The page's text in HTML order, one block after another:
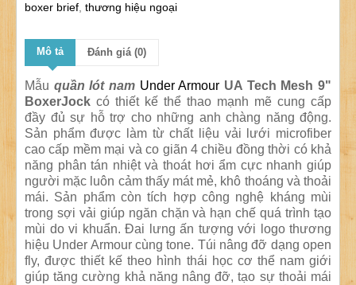
boxer brief thương hiệu ngoại
Mô tả Đánh giá (0)
Mẫu quần lót nam Under Armour UA Tech Mesh 9"
BoxerJock có thiết kế thể thao mạnh mẽ cung cấp
đầy đủ sự hỗ trợ cho những anh chàng năng động.
Sản phẩm được làm từ chất liệu vải lưới microfiber
cao cấp mềm mại và co giãn 4 chiều đồng thời có khả
năng phân tán nhiệt và thoát hơi ẩm cực nhanh giúp
người mặc luôn cảm thấy mát mẻ, khô thoáng và thoải
mái. Sản phẩm còn tích hợp công nghệ kháng mùi
trong sợi vải giúp ngăn chặn và hạn chế quá trình tạo
mùi do vi khuẩn. Đai lưng ấn tượng với logo thương
hiệu Under Armour cùng tone. Túi nâng đỡ dạng open
fly, được thiết kế theo hình thái học cơ thể nam giới
giúp tăng cường khả năng nâng đỡ, tạo sự thoải mái